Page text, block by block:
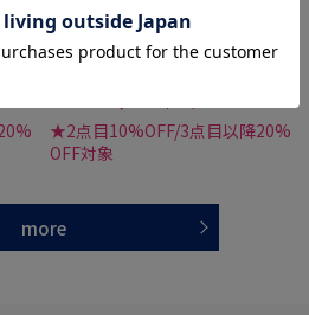
ス
ケア
【届いて即着用できる！】裾上げ不要スラッ
クステーパードシルエットストレッチ洗濯OK
イージーケア【SmartPick！】
価格：5,489円 (税込)
★2点目10%OFF/3点目以降20%
OFF対象
more